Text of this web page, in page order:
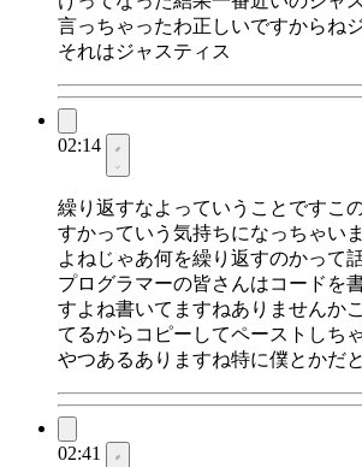
言っちゃったわ正しいですからね
それはジャスティス
02:14
繰り返すなよっていうことですこ
すかっていう気持ちになっちゃい
よねじゃあ何を繰り返すのかって
プログラマーの皆さんはコードを
すよね書いてますねありませんか
てるからコピーしてペーストしち
やつあるありますね特に僕とかだ
02:41